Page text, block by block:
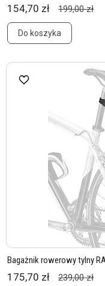
154,70 zł 199,00 zł
Do koszyka
Bagażnik rowerowy tylny
175,70 zł 239,00 zł